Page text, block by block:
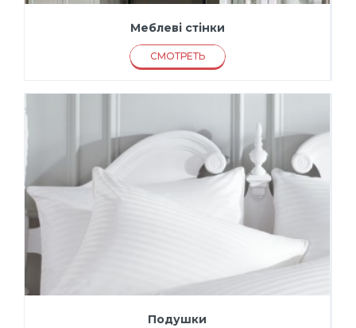
Меблеві стінки
СМОТРЕТЬ
Подушки